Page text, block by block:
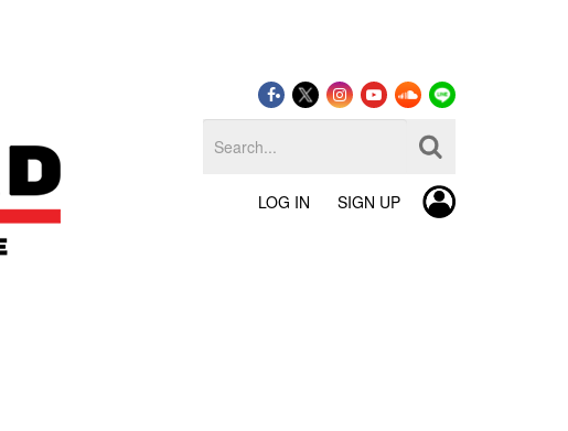
LOG IN SIGN UP